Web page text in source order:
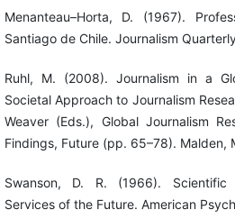
Menanteau–Horta, D. (1967).
Santiago de Chile. Journalism
Ruhl, M. (2008). Journalism in a
Societal Approach to Journalism
Weaver (Eds.), Global Journalism
Findings, Future (pp. 65–78). Malden,
Swanson, D. R. (1966). Scientific
Services of the Future. American